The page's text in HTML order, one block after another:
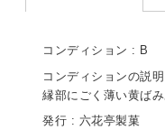
コンディション : B
コンディションの説
縁部にごく薄い黄ばみ
発行 : 六花亭製菓